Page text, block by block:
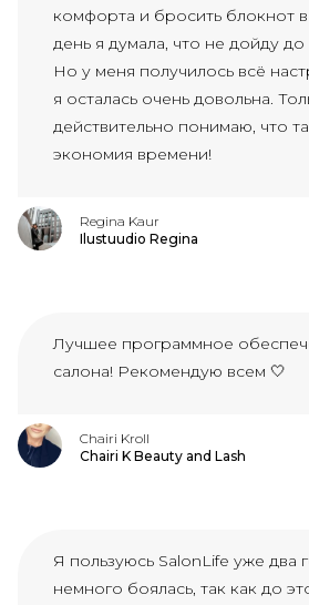
комфорта и бросить блокнот
день я думала, что не дойду
Но у меня получилось всё
я осталась очень довольна.
действительно понимаю, что
экономия времени!
Regina Kaur
Ilustuudio Regina
Лучшее программное
салона! Рекомендую всем 🤍
Chairi Kroll
Chairi K Beauty and Lash
Я пользуюсь SalonLife уже два
немного боялась, так как до